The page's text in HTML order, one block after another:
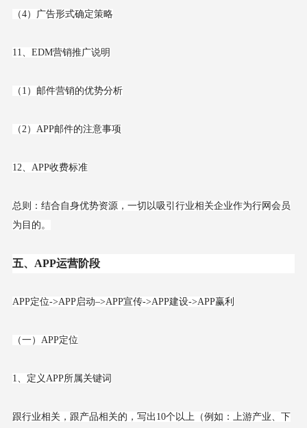
（4）广告形式确定策略
11、EDM营销推广说明
（1）邮件营销的优势分析
（2）APP邮件的注意事项
12、APP收费标准
总则：结合自身优势资源，一切以吸引行业相关企业作为行网会员
为目的。
五、APP运营阶段
APP定位->APP启动–>APP宣传->APP建设->APP赢利
（一）APP定位
1、定义APP所属关键词
跟行业相关，跟产品相关的，写出10个以上（例如：上游产业、下